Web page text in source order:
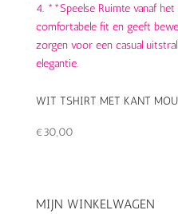
WIT TSHIRT MET KANT
€30,00
MIJN WINKELWAGEN